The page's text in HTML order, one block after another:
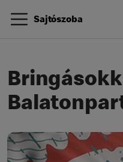
Sajtószoba